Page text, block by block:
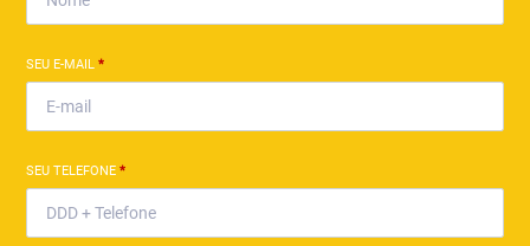
SEU E-MAIL*
SEU TELEFONE*